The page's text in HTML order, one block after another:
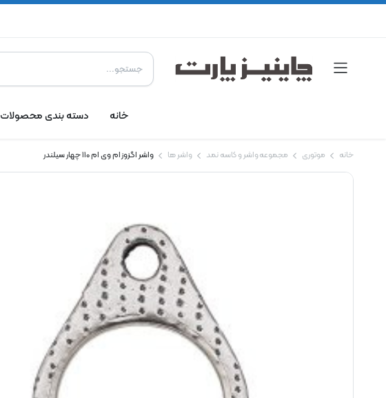
خانه دسته بندی محصولات
خانه موتوری مجموعه واشر و کاسه نمد واشر ها واشر اگزوز ام وی ام 110 چهار سیلندر